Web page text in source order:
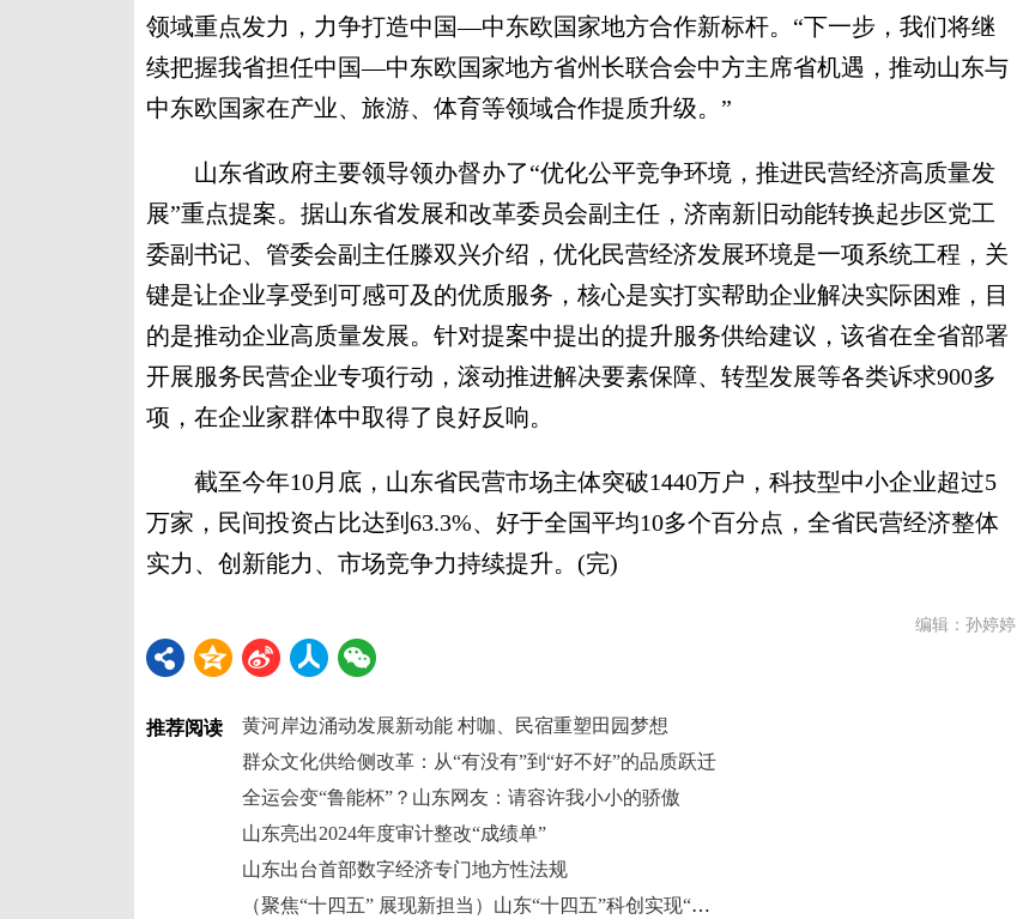
领域重点发力，力争打造中国—中东欧国家地方合作新标杆。“下一步，我们将继
续把握我省担任中国—中东欧国家地方省州长联合会中方主席省机遇，推动山东与
中东欧国家在产业、旅游、体育等领域合作提质升级。”
山东省政府主要领导领办督办了“优化公平竞争环境，推进民营经济高质量发
展”重点提案。据山东省发展和改革委员会副主任，济南新旧动能转换起步区党工
委副书记、管委会副主任滕双兴介绍，优化民营经济发展环境是一项系统工程，关
键是让企业享受到可感可及的优质服务，核心是实打实帮助企业解决实际困难，目
的是推动企业高质量发展。针对提案中提出的提升服务供给建议，该省在全省部署
开展服务民营企业专项行动，滚动推进解决要素保障、转型发展等各类诉求900多
项，在企业家群体中取得了良好反响。
截至今年10月底，山东省民营市场主体突破1440万户，科技型中小企业超过5
万家，民间投资占比达到63.3%、好于全国平均10多个百分点，全省民营经济整体
实力、创新能力、市场竞争力持续提升。(完)
编辑：孙婷婷
推荐阅读
黄河岸边涌动发展新动能 村咖、民宿重塑田园梦想
群众文化供给侧改革：从“有没有”到“好不好”的品质跃迁
全运会变“鲁能杯”？山东网友：请容许我小小的骄傲
山东亮出2024年度审计整改“成绩单”
山东出台首部数字经济专门地方性法规
（聚焦“十四五” 展现新担当）山东“十四五”科创实现“上天入地下海”